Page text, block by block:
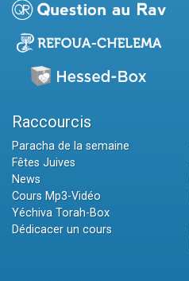
Raccourcis
Paracha de la semaine
Fêtes Juives
News
Cours Mp3-Vidéo
Yéchiva Torah-Box
Dédicacer un cours